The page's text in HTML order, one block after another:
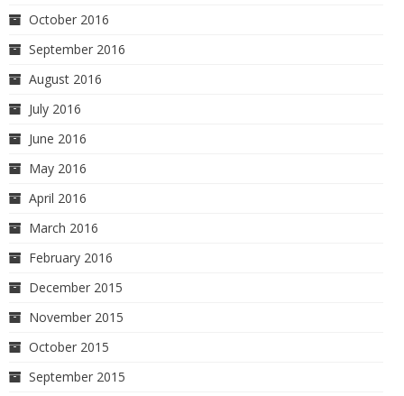
October 2016
September 2016
August 2016
July 2016
June 2016
May 2016
April 2016
March 2016
February 2016
December 2015
November 2015
October 2015
September 2015